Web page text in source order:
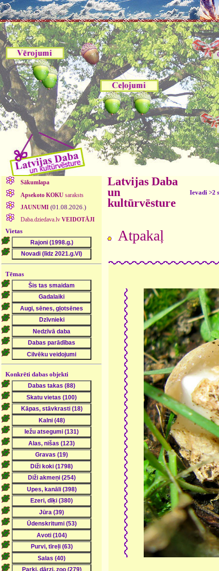
Sākumlapa
Apsekoto KOKUsaraksts
JAUNUMI (01.08.2026.)
Daba.dziedava.lv VEIDOTĀJI
Vietas
Tēmas
Konkrēti dabas objekti
Latvijas Daba
un
kultūrvēsture
Ievadi >2
Atpakaļ